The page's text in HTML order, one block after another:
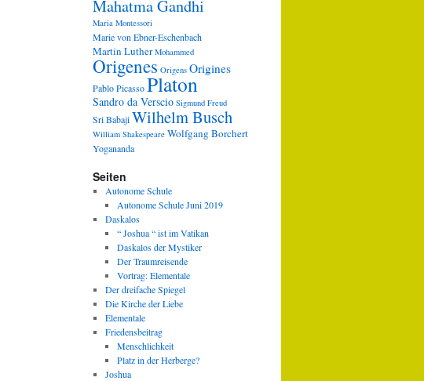
Mahatma Gandhi
Maria Montessori
Marie von Ebner-Eschenbach
Martin Luther Mohammed
Origenes Origens Origines
Pablo PicassoPlaton
Sandro da Verscio Sigmund Freud
Sri BabajiWilhelm Busch
William Shakespeare Wolfgang Borchert
Yogananda
Seiten
Autonome Schule
Autonome Schule Juni 2019
Daskalos
“ Joshua “ ist im Vatikan
Daskalos der Mystiker
Der Traumreisende
Vortrag: Elementale
Der dreifache Spiegel
Die Kirche der Liebe
Elementale
Friedensbeitrag
Menschlichkeit
Platz in der Herberge?
Joshua